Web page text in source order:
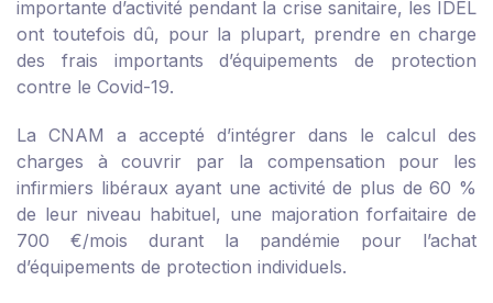
importante d’activité pendant la crise sanitaire, les IDEL
ont toutefois dû, pour la plupart, prendre en charge
des frais importants d’équipements de protection
contre le Covid-19.
La CNAM a accepté d’intégrer dans le calcul des
charges à couvrir par la compensation pour les
infirmiers libéraux ayant une activité de plus de 60 %
de leur niveau habituel, une majoration forfaitaire de
700 €/mois durant la pandémie pour l’achat
d’équipements de protection individuels.